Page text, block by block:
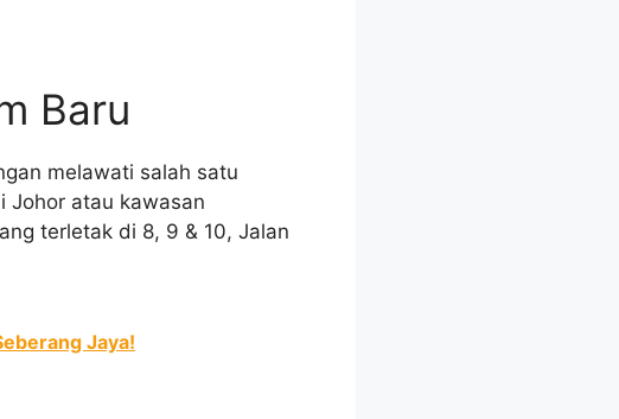
Baru
melawati salah satu
Johor atau kawasan
terletak di 8, 9 & 10, Jalan
Jaya!